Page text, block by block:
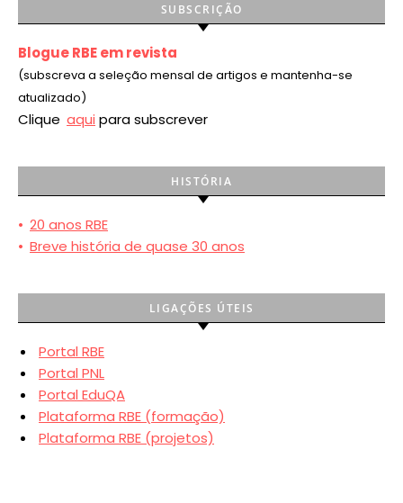
SUBSCRIÇÃO
Blogue RBE em revista
(subscreva a seleção mensal de artigos e mantenha-se
atualizado)
Clique aqui para subscrever
HISTÓRIA
• 20 anos RBE
• Breve história de quase 30 anos
LIGAÇÕES ÚTEIS
Portal RBE
Portal PNL
Portal EduQA
Plataforma RBE (formação)
Plataforma RBE (projetos)